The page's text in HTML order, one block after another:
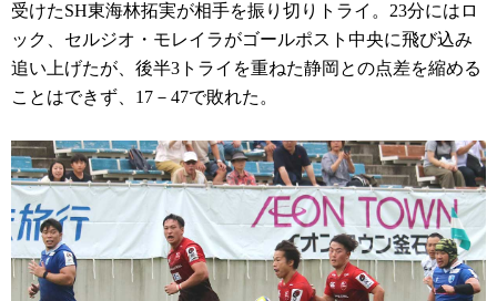
受けたSH東海林拓実が相手を振り切りトライ。23分にはロ
ック、セルジオ・モレイラがゴールポスト中央に飛び込み
追い上げたが、後半3トライを重ねた静岡との点差を縮める
ことはできず、17－47で敗れた。